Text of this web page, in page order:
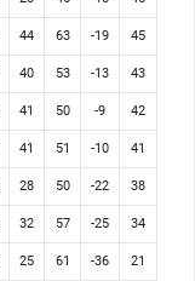
44 63 -19 45
40 53 -13 43
41 50 -9 42
41 51 -10 41
28 50 -22 38
32 57 -25 34
25 61 -36 21